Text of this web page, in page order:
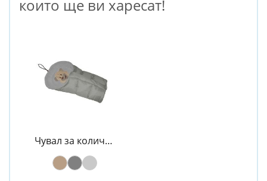
които ще ви харесат!
Чувал за количка
ANIA